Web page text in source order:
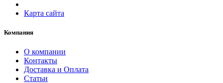
Карта сайта
Компания
О компании
Контакты
Доставка и Оплата
Статьи